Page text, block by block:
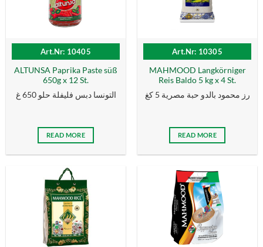
Art.Nr: 10405
ALTUNSA Paprika Paste süß
650g x 12 St.
التونسا دبس فليفلة حلو 650 غ
READ MORE
Art.Nr: 10305
MAHMOOD Langkörniger
Reis Baldo 5 kg x 4 St.
رز محمود بالدو حبة مصرية 5 كغ
READ MORE